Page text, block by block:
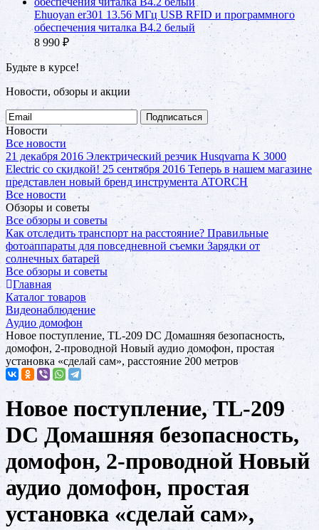
Ehuoyan er301 13.56 МГц USB RFID и программного
обеспечения читалка В4.2 белый
8 990 ₽
Будьте в курсе!
Новости, обзоры и акции
Подписаться
Новости
Все новости
21 декабря 2016 Электрический резчик Husqvarna K 3000
Electric со скидкой! 25 сентября 2016 Теперь в нашем магазине
представлен новый бренд инструмента ATORCH
Все новости
Обзоры и советы
Все обзоры и советы
Как отследить транспорт на расстояние? Правильные
фотоаппараты для повседневной съемки Зарядки от
солнечных батарей
Все обзоры и советы
Главная
Каталог товаров
Видеонаблюдение
Аудио домофон
Новое поступление, TL-209 DC Домашняя безопасность,
домофон, 2-проводной Новый аудио домофон, простая
установка «сделай сам», расстояние 200 метров
Новое поступление, TL-209
DC Домашняя безопасность,
домофон, 2-проводной Новый
аудио домофон, простая
установка «сделай сам»,